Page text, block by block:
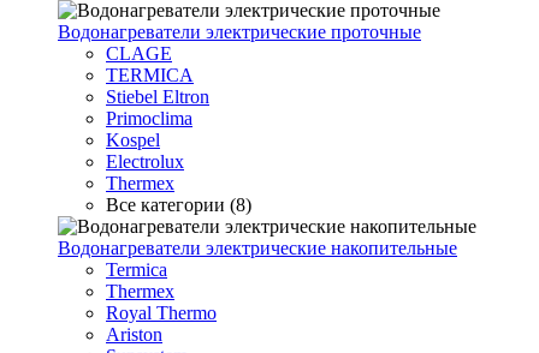
Водонагреватeли электрические проточные
CLAGE
TERMICA
Stiebel Eltron
Primoclima
Kospel
Electrolux
Thermex
Все категории (8)
Водонагреватели электрические накопительные
Termica
Thermex
Royal Thermo
Ariston